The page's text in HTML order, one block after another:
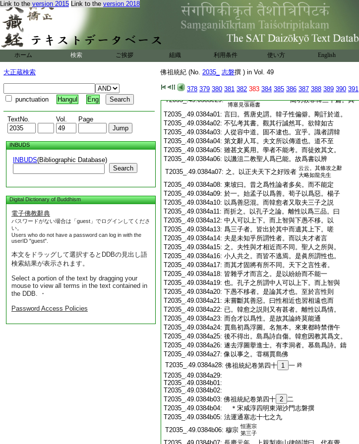
Link to the version 2015 Link to the version 2018
ホーム 検索 ご挨拶 組織 利用条件 使い方 English
大正蔵検索
punctuation Hangul Eng
TextNo. Vol. Page
INBUDS
INBUDS(Bibliographic Database)
Search
Digital Dictionary of Buddhism
電子佛教辭典
パスワードがない場合は「guest」でログインしてくださ
い。
Users who do not have a password can log in with the
userID "guest".
本文をドラッグして選択するとDDBの見出し語
検索結果が表示されます。
Select a portion of the text by dragging your
mouse to view all terms in the text contained in
the DDB. ・
Password Access Policies
佛祖統紀 (No. 2035_ 志磐撰 ) in Vol. 49
378 379 380 381 382 383 384 385 386 387 388 389 390 391
T2035_.49.0383c23: 出世。未足知道 原道 性本一。今言三品五
T2035_.49.0383c24: 性。未 足知性
人爲貴。今以夷狄
T2035_.49.0383c25:
禽獸 同人乎 原人
先朝迎佛骨。而升遐
近於幸災 直諫
表
左遷潮陽。而勸封禪近
賀尊
T2035_.49.0383c28:
答劉秀
T2035_.49.0383c29:
博塞見張藉書
嵩明教非韓三十篇。其
T2035_.49.0384a01: 言曰。舊唐史謂。韓子性偏僻。剛訐於道。
T2035_.49.0384a02: 不弘考其書。觀其行誠然耳。欲韓如古
T2035_.49.0384a03: 人從容中道。固不逮也。宜乎。識者謂韓
T2035_.49.0384a04: 第文辭人耳。夫文所以傳道也。道不至
T2035_.49.0384a05: 雖甚文奚用。學者不能考。而徒效其文。
T2035_.49.0384a06: 以譏沮二教聖人爲已能。故爲書以辨
T2035_.49.0384a07: 之。以正夫天下之好毀者 云云。其條攻之辭
大略如龍先生
T2035_.49.0384a08: 東坡曰。昔之爲性論者多矣。而不能定
T2035_.49.0384a09: 於一。始孟子以爲善。荀子以爲惡。楊子
T2035_.49.0384a10: 以爲善惡混。而韓愈者又取夫三子之説
T2035_.49.0384a11: 而折之。以孔子之論。離性以爲三品。曰
T2035_.49.0384a12: 中人可以上下。而上智與下愚不移。以
T2035_.49.0384a13: 爲三子者。皆出於其中而遺其上下。嗟
T2035_.49.0384a14: 夫是未知乎所謂性者。而以夫才者言
T2035_.49.0384a15: 之。夫性與才相近而不同。聖人之所與。
T2035_.49.0384a16: 小人共之。而皆不逃焉。是眞所謂性也。
T2035_.49.0384a17: 而其才固將有所不同。天下之言性者。
T2035_.49.0384a18: 皆雜乎才而言之。是以紛紛而不能一
T2035_.49.0384a19: 也。孔子之所謂中人可以上下。而上智與
T2035_.49.0384a20: 下愚不移者。是論其才也。至於言性則
T2035_.49.0384a21: 未嘗斷其善惡。曰性相近也習相遠也而
T2035_.49.0384a22: 已。韓愈之説則又有甚者。離性以爲情。
T2035_.49.0384a23: 而合才以爲性。是故其論終莫能通
T2035_.49.0384a24: 賈島初爲浮圖。名無本。來東都時禁僧午
T2035_.49.0384a25: 後不得出。島爲詩自傷。韓愈因教其爲文。
T2035_.49.0384a26: 遂去浮圖擧進士。有李洞者。慕島爲詩。鑄
T2035_.49.0384a27:像以事之。甞稱賈島佛
T2035_.49.0384a28: 佛祖統紀卷第四十 1 一 終
T2035_.49.0384a29:
T2035_.49.0384b01:
T2035_.49.0384b02:
T2035_.49.0384b03:佛祖統紀卷第四十 2 二
T2035_.49.0384b04:
＊宋咸淳四明東湖沙門志磐撰
T2035_.49.0384b05: 法運通塞志十七之九
T2035_.49.0384b06: 穆宗 恒憲宗
第三子